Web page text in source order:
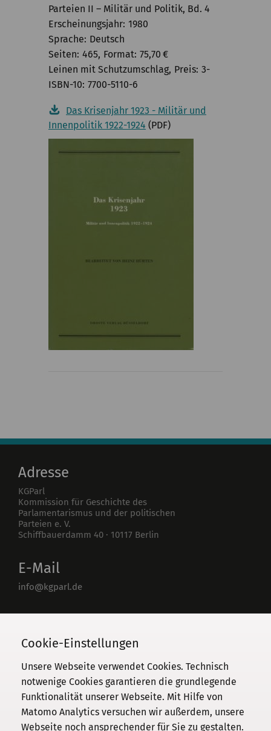
Parteien II – Militär und Politik, Bd. 4
Erscheinungsjahr 1980
Sprache Deutsch
Seiten 465 Format
Leinen mit Schutzumschlag Preis
75,70 €
ISBN-10
3-
7700-5110-6
Das Krisenjahr 1923 - Militär und
Innenpolitik 1922-1924 (PDF)
Adresse
KGParl
Kommission für Geschichte des
Parlamentarismus und der politischen
Parteien e. V.
Schiffbauerdamm 40 · 10117 Berlin
E-Mail
info@kgparl.de
030 / 206 33 94-0
Kommission
Institut
Cookie-Einstellungen
Unsere Webseite verwendet Cookies. Technisch
notwenige Cookies garantieren die grundlegende
Funktionalität unserer Webseite. Mit Hilfe von
Matomo Analytics versuchen wir außerdem, unsere
Webseite noch ansprechender für Sie zu gestalten.